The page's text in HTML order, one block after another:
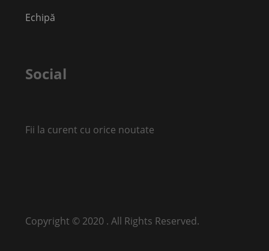
Echipă
Social
Fii la curent cu orice noutate
Copyright © 2020 . All Rights Reserved.